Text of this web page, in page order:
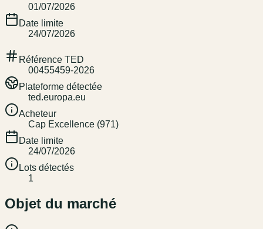
01/07/2026
Date limite
24/07/2026
Référence TED
00455459-2026
Plateforme détectée
ted.europa.eu
Acheteur
Cap Excellence (971)
Date limite
24/07/2026
Lots détectés
1
Objet du marché